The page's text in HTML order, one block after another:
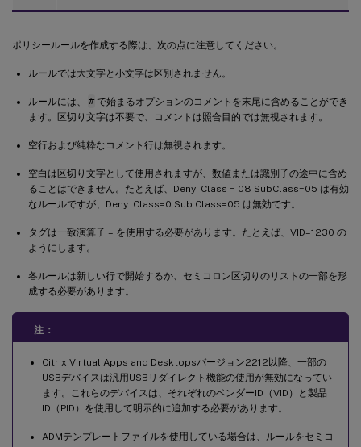
ポリシールールを作成する際は、次の点に注意してください。
ルールでは大文字と小文字は区別されません。
ルールには、 # で始まるオプションのコメントを末尾に含めることができ
ます。区切り文字は不要で、コメントは照合目的では無視されます。
空行および純粋なコメント行は無視されます。
空白は区切り文字として使用されますが、数値または識別子の途中に含め
ることはできません。たとえば、Deny: Class = 08 SubClass=05 は有効
なルールですが、Deny: Class=0 Sub Class=05 は無効です。
タグは一致演算子 = を使用する必要があります。たとえば、VID=1230 の
ようにします。
各ルールは新しい行で開始するか、セミコロン区切りのリストの一部を形
成する必要があります。
注：
Citrix Virtual Apps and Desktopsバージョン2212以降、一部の
USBデバイスは汎用USBリダイレクト機能の使用が無効になってい
ます。これらのデバイスは、それぞれのベンダーID（VID）と製品
ID（PID）を使用して明示的に追加する必要があります。
ADMテンプレートファイルを使用している場合は、ルールをセミコ